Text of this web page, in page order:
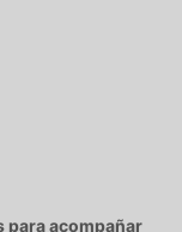
para acompañar